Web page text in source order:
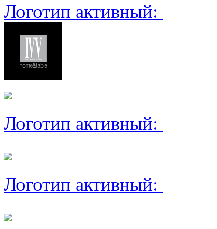
Логотип активный:
Логотип активный:
Логотип активный: